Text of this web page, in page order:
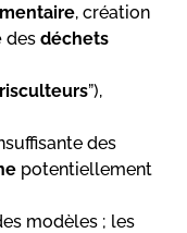
, création
des déchets
”),
des
potentiellement
modèles ; les